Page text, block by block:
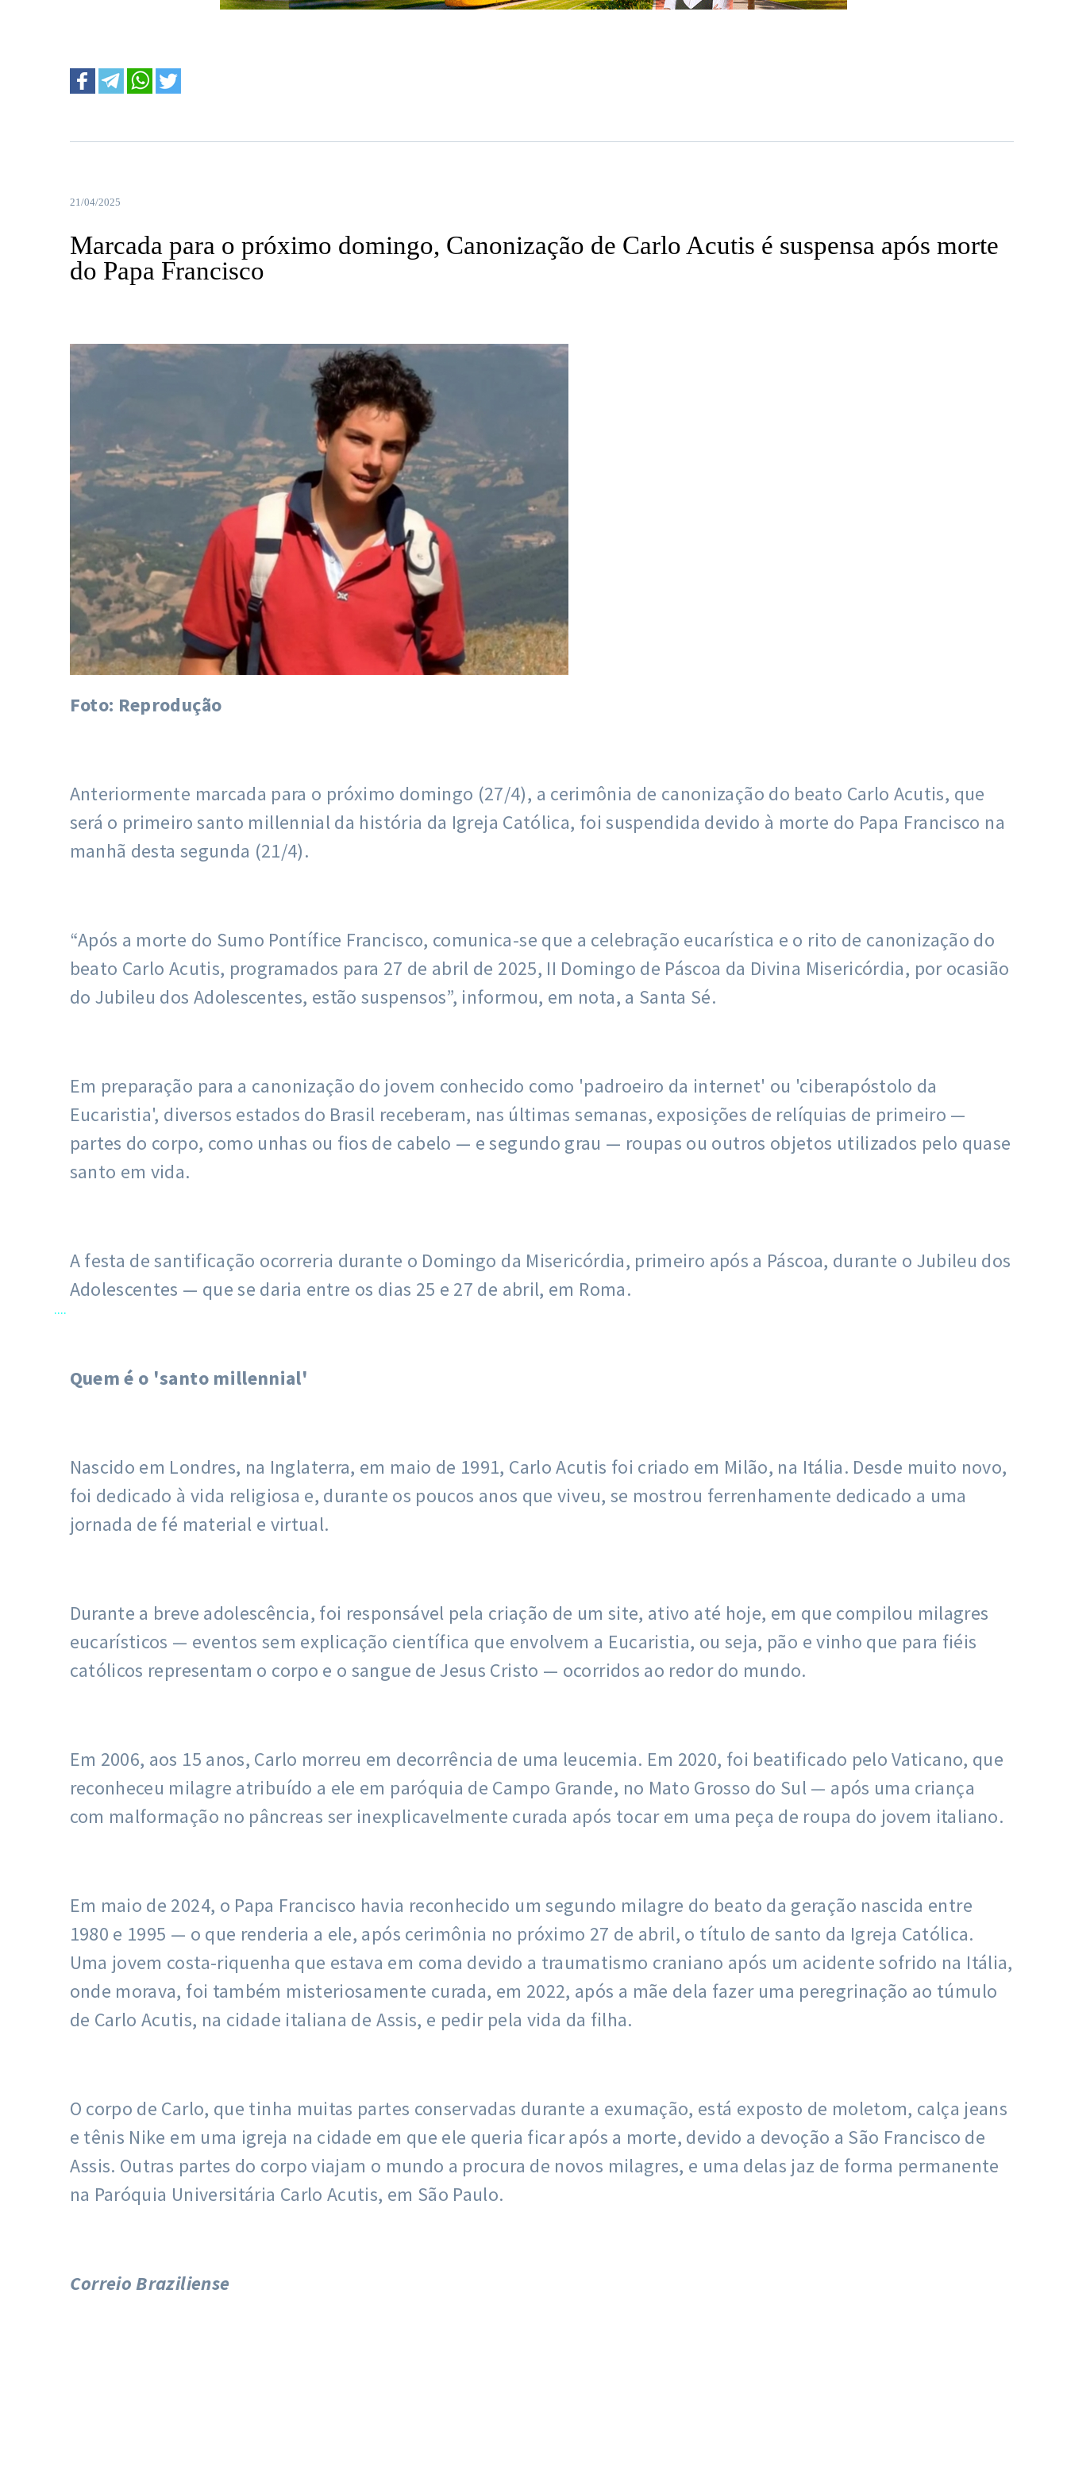
....
21/04/2025
Marcada para o próximo domingo, Canonização de Carlo Acutis é suspensa após morte
do Papa Francisco
Foto: Reprodução
Anteriormente marcada para o próximo domingo (27/4), a cerimônia de canonização do beato Carlo Acutis, que
será o primeiro santo millennial da história da Igreja Católica, foi suspendida devido à morte do Papa Francisco na
manhã desta segunda (21/4).
“Após a morte do Sumo Pontífice Francisco, comunica-se que a celebração eucarística e o rito de canonização do
beato Carlo Acutis, programados para 27 de abril de 2025, II Domingo de Páscoa da Divina Misericórdia, por ocasião
do Jubileu dos Adolescentes, estão suspensos”, informou, em nota, a Santa Sé.
Em preparação para a canonização do jovem conhecido como 'padroeiro da internet' ou 'ciberapóstolo da
Eucaristia', diversos estados do Brasil receberam, nas últimas semanas, exposições de relíquias de primeiro —
partes do corpo, como unhas ou fios de cabelo — e segundo grau — roupas ou outros objetos utilizados pelo quase
santo em vida.
A festa de santificação ocorreria durante o Domingo da Misericórdia, primeiro após a Páscoa, durante o Jubileu dos
Adolescentes — que se daria entre os dias 25 e 27 de abril, em Roma.
Quem é o 'santo millennial'
Nascido em Londres, na Inglaterra, em maio de 1991, Carlo Acutis foi criado em Milão, na Itália. Desde muito novo,
foi dedicado à vida religiosa e, durante os poucos anos que viveu, se mostrou ferrenhamente dedicado a uma
jornada de fé material e virtual.
Durante a breve adolescência, foi responsável pela criação de um site, ativo até hoje, em que compilou milagres
eucarísticos — eventos sem explicação científica que envolvem a Eucaristia, ou seja, pão e vinho que para fiéis
católicos representam o corpo e o sangue de Jesus Cristo — ocorridos ao redor do mundo.
Em 2006, aos 15 anos, Carlo morreu em decorrência de uma leucemia. Em 2020, foi beatificado pelo Vaticano, que
reconheceu milagre atribuído a ele em paróquia de Campo Grande, no Mato Grosso do Sul — após uma criança
com malformação no pâncreas ser inexplicavelmente curada após tocar em uma peça de roupa do jovem italiano.
Em maio de 2024, o Papa Francisco havia reconhecido um segundo milagre do beato da geração nascida entre
1980 e 1995 — o que renderia a ele, após cerimônia no próximo 27 de abril, o título de santo da Igreja Católica.
Uma jovem costa-riquenha que estava em coma devido a traumatismo craniano após um acidente sofrido na Itália,
onde morava, foi também misteriosamente curada, em 2022, após a mãe dela fazer uma peregrinação ao túmulo
de Carlo Acutis, na cidade italiana de Assis, e pedir pela vida da filha.
O corpo de Carlo, que tinha muitas partes conservadas durante a exumação, está exposto de moletom, calça jeans
e tênis Nike em uma igreja na cidade em que ele queria ficar após a morte, devido a devoção a São Francisco de
Assis. Outras partes do corpo viajam o mundo a procura de novos milagres, e uma delas jaz de forma permanente
na Paróquia Universitária Carlo Acutis, em São Paulo.
Correio Braziliense